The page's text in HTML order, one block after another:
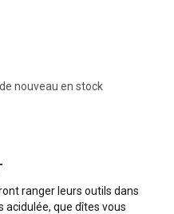
nouveau en stock
ranger leurs outils dans
acidulée, que dîtes vous